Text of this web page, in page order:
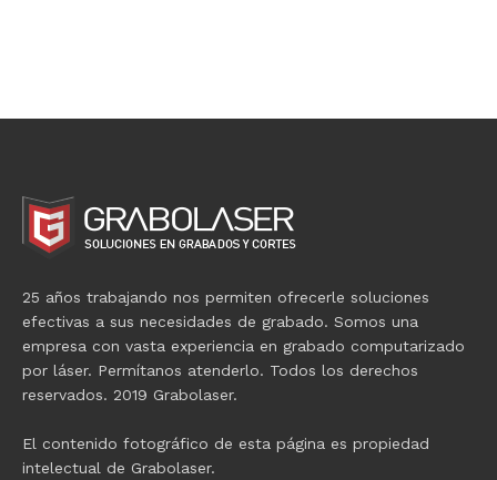
25 años trabajando nos permiten ofrecerle soluciones
efectivas a sus necesidades de grabado. Somos una
empresa con vasta experiencia en grabado computarizado
por láser. Permítanos atenderlo. Todos los derechos
reservados. 2019 Grabolaser.
El contenido fotográfico de esta página es propiedad
intelectual de Grabolaser.